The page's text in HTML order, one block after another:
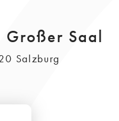
Saal
Salzburg